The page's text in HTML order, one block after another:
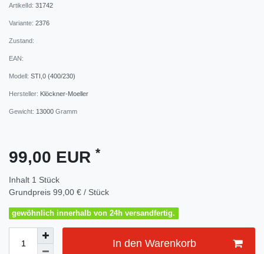
ArtikelId: 31742
Variante: 2376
Zustand:
EAN:
Modell: STI,0 (400/230)
Hersteller: Klöckner-Moeller
Gewicht: 13000 Gramm
99,00 EUR *
Inhalt 1 Stück
Grundpreis 99,00 € / Stück
gewöhnlich innerhalb von 24h versandfertig.
In den Warenkorb